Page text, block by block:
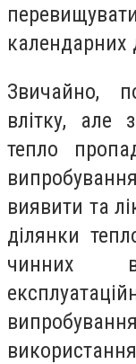
календарних
Звичайно,
влітку, але
тепло
виявити та
ділянки
чинних в